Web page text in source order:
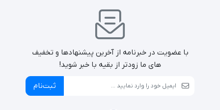
با عضویت در خبرنامه از آخرین پیشنهادها و تخفیف
های ما زودتر از بقیه با خبر شوید!
ثبت‌نام